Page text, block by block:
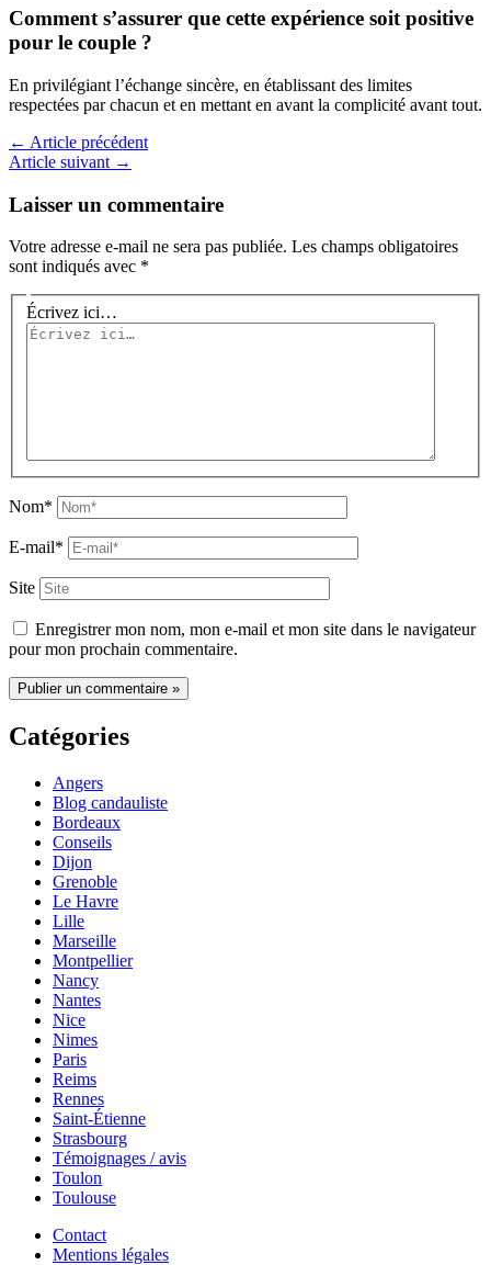
Comment s’assurer que cette expérience soit positive
pour le couple ?
En privilégiant l’échange sincère, en établissant des limites
respectées par chacun et en mettant en avant la complicité avant tout.
← Article précédent
Article suivant →
Laisser un commentaire
Votre adresse e-mail ne sera pas publiée. Les champs obligatoires
sont indiqués avec *
Écrivez ici…
Nom*
E-mail*
Site
Enregistrer mon nom, mon e-mail et mon site dans le navigateur
pour mon prochain commentaire.
Catégories
Angers
Blog candauliste
Bordeaux
Conseils
Dijon
Grenoble
Le Havre
Lille
Marseille
Montpellier
Nancy
Nantes
Nice
Nimes
Paris
Reims
Rennes
Saint-Étienne
Strasbourg
Témoignages / avis
Toulon
Toulouse
Contact
Mentions légales